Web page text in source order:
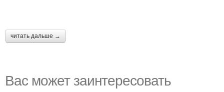
читать дальше →
Вас может заинтересовать